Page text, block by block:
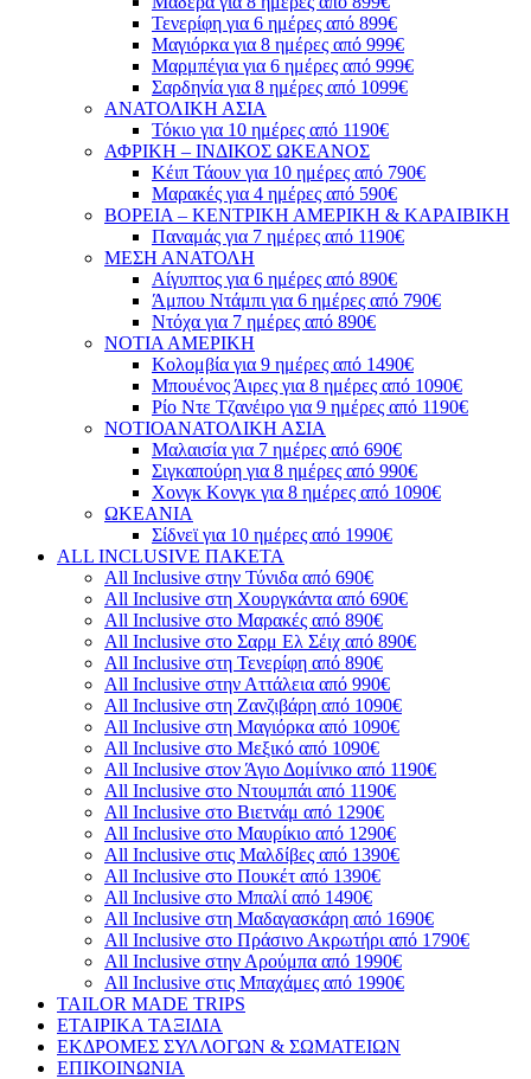
Τενερίφη για 6 ημέρες από 899€
Μαγιόρκα για 8 ημέρες από 999€
Μαρμπέγια για 6 ημέρες από 999€
Σαρδηνία για 8 ημέρες από 1099€
ΑΝΑΤΟΛΙΚΗ ΑΣΙΑ
Τόκιο για 10 ημέρες από 1190€
ΑΦΡΙΚΗ – ΙΝΔΙΚΟΣ ΩΚΕΑΝΟΣ
Κέιπ Τάουν για 10 ημέρες από 790€
Μαρακές για 4 ημέρες από 590€
ΒΟΡΕΙΑ – ΚΕΝΤΡΙΚΗ ΑΜΕΡΙΚΗ & ΚΑΡΑΙΒΙΚΗ
Παναμάς για 7 ημέρες από 1190€
ΜΕΣΗ ΑΝΑΤΟΛΗ
Αίγυπτος για 6 ημέρες από 890€
Άμπου Ντάμπι για 6 ημέρες από 790€
Ντόχα για 7 ημέρες από 890€
ΝΟΤΙΑ ΑΜΕΡΙΚΗ
Κολομβία για 9 ημέρες από 1490€
Μπουένος Άιρες για 8 ημέρες από 1090€
Ρίο Ντε Τζανέιρο για 9 ημέρες από 1190€
ΝΟΤΙΟΑΝΑΤΟΛΙΚΗ ΑΣΙΑ
Μαλαισία για 7 ημέρες από 690€
Σιγκαπούρη για 8 ημέρες από 990€
Χονγκ Κονγκ για 8 ημέρες από 1090€
ΩΚΕΑΝΙΑ
Σίδνεϊ για 10 ημέρες από 1990€
ALL INCLUSIVE ΠΑΚΕΤΑ
All Inclusive στην Τύνιδα από 690€
All Inclusive στη Χουργκάντα από 690€
All Inclusive στο Μαρακές από 890€
All Inclusive στο Σαρμ Ελ Σέιχ από 890€
All Inclusive στη Τενερίφη από 890€
All Inclusive στην Αττάλεια από 990€
All Inclusive στη Ζανζιβάρη από 1090€
All Inclusive στη Μαγιόρκα από 1090€
All Inclusive στο Μεξικό από 1090€
All Inclusive στον Άγιο Δομίνικο από 1190€
All Inclusive στο Ντουμπάι από 1190€
All Inclusive στο Βιετνάμ από 1290€
All Inclusive στο Μαυρίκιο από 1290€
All Inclusive στις Μαλδίβες από 1390€
All Inclusive στο Πουκέτ από 1390€
All Inclusive στο Μπαλί από 1490€
All Inclusive στη Μαδαγασκάρη από 1690€
All Inclusive στο Πράσινο Ακρωτήρι από 1790€
All Inclusive στην Αρούμπα από 1990€
All Inclusive στις Μπαχάμες από 1990€
TAILOR MADE TRIPS
ΕΤΑΙΡΙΚΑ ΤΑΞΙΔΙΑ
ΕΚΔΡΟΜΕΣ ΣΥΛΛΟΓΩΝ & ΣΩΜΑΤΕΙΩΝ
ΕΠΙΚΟΙΝΩΝΙΑ